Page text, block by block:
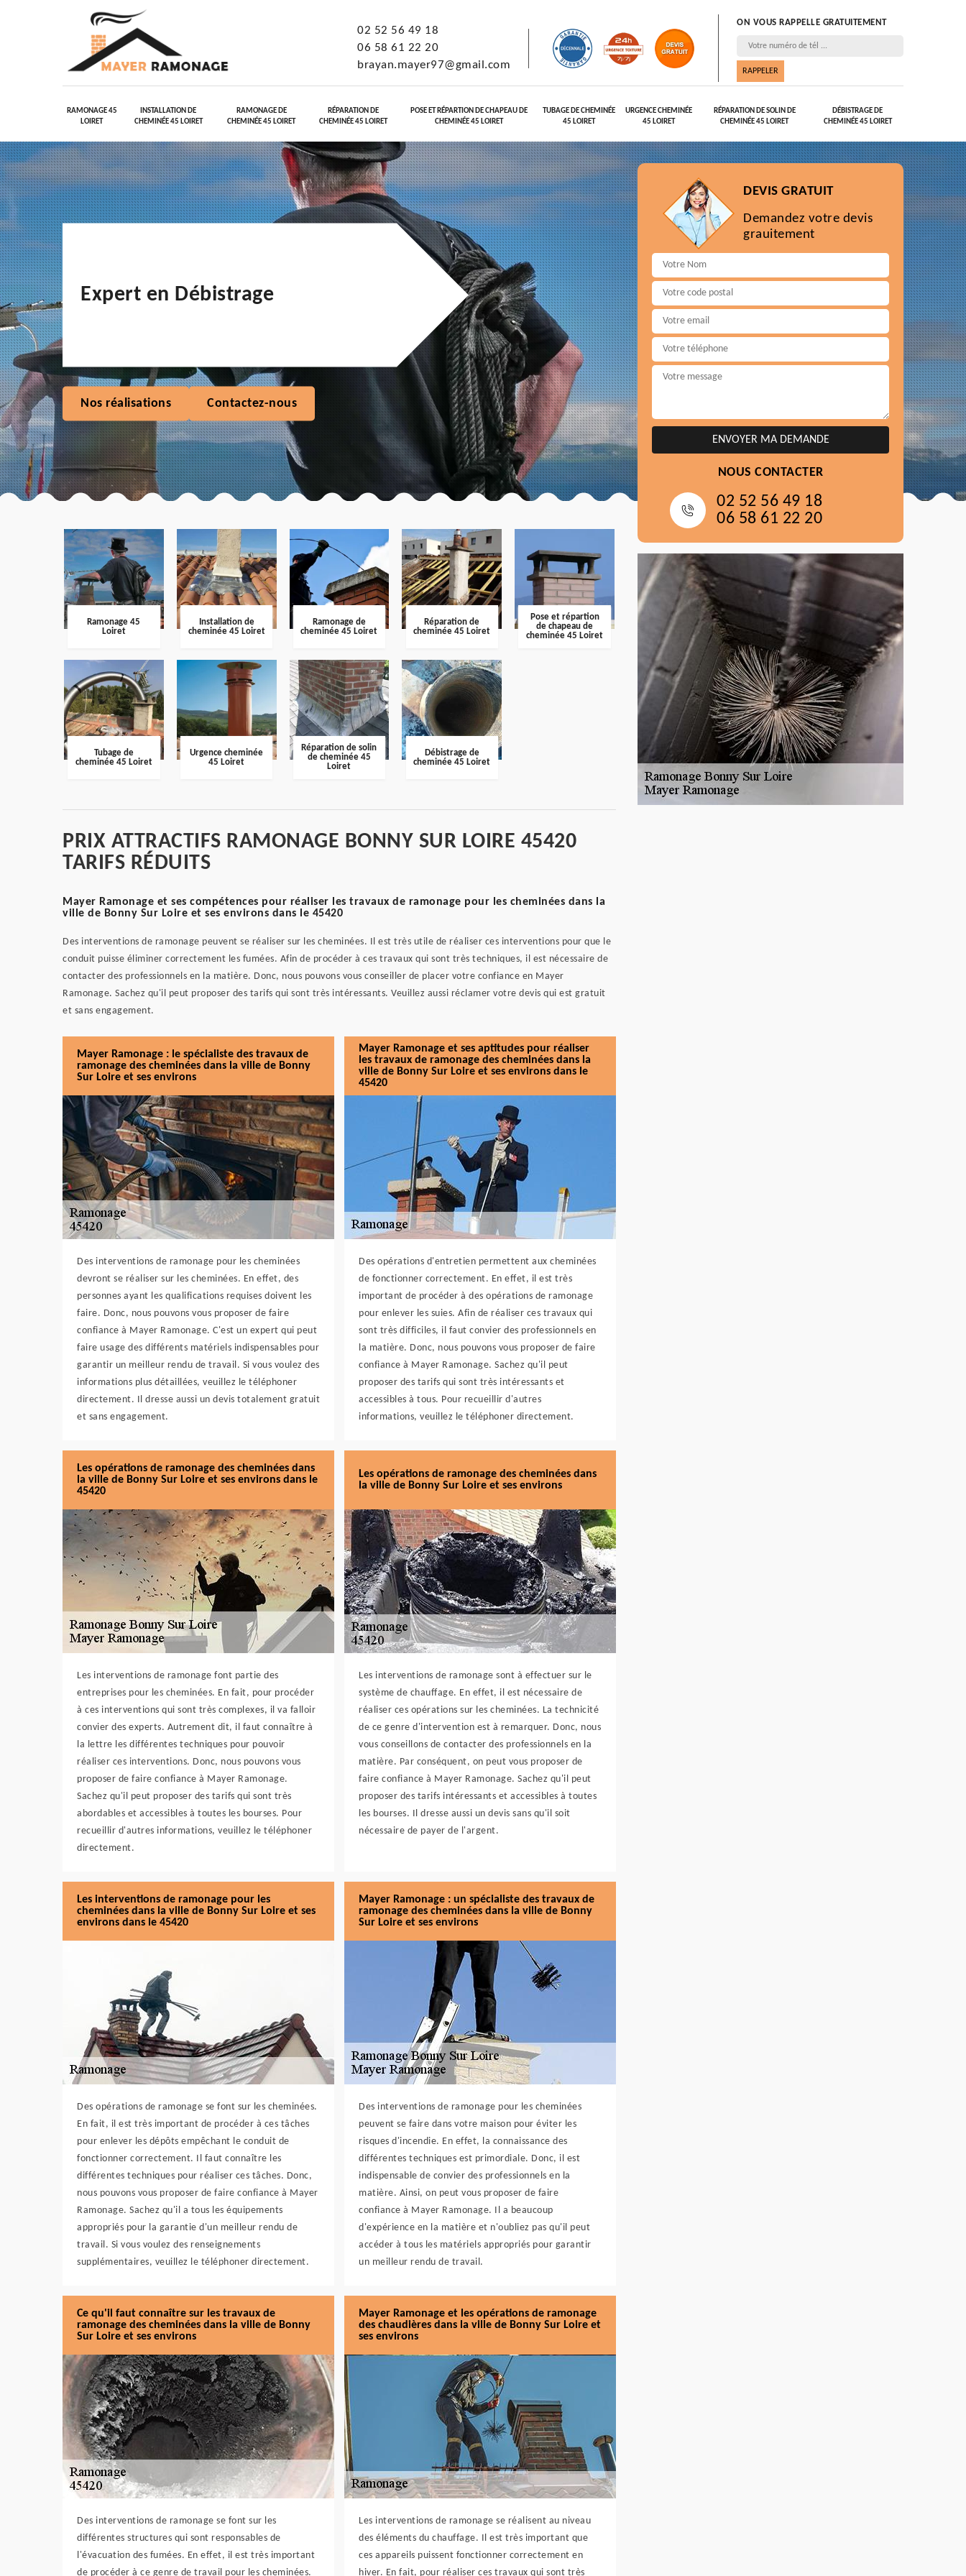
02 52 56 49 18
06 58 61 22 20
brayan.mayer97@gmail.com
ON VOUS RAPPELLE GRATUITEMENT
RAMONAGE 45
LOIRET
INSTALLATION DE
CHEMINÉE 45 LOIRET
RAMONAGE DE
CHEMINÉE 45 LOIRET
RÉPARATION DE
CHEMINÉE 45 LOIRET
POSE ET RÉPARTION DE CHAPEAU DE
CHEMINÉE 45 LOIRET
TUBAGE DE CHEMINÉE
45 LOIRET
URGENCE CHEMINÉE
45 LOIRET
RÉPARATION DE SOLIN DE
CHEMINÉE 45 LOIRET
DÉBISTRAGE DE
CHEMINÉE 45 LOIRET
Expert en Débistrage
Nos réalisations Contactez-nous
Ramonage 45
Loiret
Installation de
cheminée 45 Loiret
Ramonage de
cheminée 45 Loiret
Réparation de
cheminée 45 Loiret
Pose et répartion
de chapeau de
cheminée 45 Loiret
Tubage de
cheminée 45 Loiret
Urgence cheminée
45 Loiret
Réparation de solin
de cheminée 45
Loiret
Débistrage de
cheminée 45 Loiret
PRIX ATTRACTIFS RAMONAGE BONNY SUR LOIRE 45420
TARIFS RÉDUITS
Mayer Ramonage et ses compétences pour réaliser les travaux de ramonage pour les cheminées dans la
ville de Bonny Sur Loire et ses environs dans le 45420
Des interventions de ramonage peuvent se réaliser sur les cheminées. Il est très utile de réaliser ces interventions pour que le
conduit puisse éliminer correctement les fumées. Afin de procéder à ces travaux qui sont très techniques, il est nécessaire de
contacter des professionnels en la matière. Donc, nous pouvons vous conseiller de placer votre confiance en Mayer
Ramonage. Sachez qu'il peut proposer des tarifs qui sont très intéressants. Veuillez aussi réclamer votre devis qui est gratuit
et sans engagement.
Mayer Ramonage : le spécialiste des travaux de
ramonage des cheminées dans la ville de Bonny
Sur Loire et ses environs
Des interventions de ramonage pour les cheminées
devront se réaliser sur les cheminées. En effet, des
personnes ayant les qualifications requises doivent les
faire. Donc, nous pouvons vous proposer de faire
confiance à Mayer Ramonage. C'est un expert qui peut
faire usage des différents matériels indispensables pour
garantir un meilleur rendu de travail. Si vous voulez des
informations plus détaillées, veuillez le téléphoner
directement. Il dresse aussi un devis totalement gratuit
et sans engagement.
Mayer Ramonage et ses aptitudes pour réaliser
les travaux de ramonage des cheminées dans la
ville de Bonny Sur Loire et ses environs dans le
45420
Des opérations d'entretien permettent aux cheminées
de fonctionner correctement. En effet, il est très
important de procéder à des opérations de ramonage
pour enlever les suies. Afin de réaliser ces travaux qui
sont très difficiles, il faut convier des professionnels en
la matière. Donc, nous pouvons vous proposer de faire
confiance à Mayer Ramonage. Sachez qu'il peut
proposer des tarifs qui sont très intéressants et
accessibles à tous. Pour recueillir d'autres
informations, veuillez le téléphoner directement.
Les opérations de ramonage des cheminées dans
la ville de Bonny Sur Loire et ses environs dans le
45420
Les interventions de ramonage font partie des
entreprises pour les cheminées. En fait, pour procéder
à ces interventions qui sont très complexes, il va falloir
convier des experts. Autrement dit, il faut connaître à
la lettre les différentes techniques pour pouvoir
réaliser ces interventions. Donc, nous pouvons vous
proposer de faire confiance à Mayer Ramonage.
Sachez qu'il peut proposer des tarifs qui sont très
abordables et accessibles à toutes les bourses. Pour
recueillir d'autres informations, veuillez le téléphoner
directement.
Les opérations de ramonage des cheminées dans
la ville de Bonny Sur Loire et ses environs
Les interventions de ramonage sont à effectuer sur le
système de chauffage. En effet, il est nécessaire de
réaliser ces opérations sur les cheminées. La technicité
de ce genre d'intervention est à remarquer. Donc, nous
vous conseillons de contacter des professionnels en la
matière. Par conséquent, on peut vous proposer de
faire confiance à Mayer Ramonage. Sachez qu'il peut
proposer des tarifs intéressants et accessibles à toutes
les bourses. Il dresse aussi un devis sans qu'il soit
nécessaire de payer de l'argent.
Les interventions de ramonage pour les
cheminées dans la ville de Bonny Sur Loire et ses
environs dans le 45420
Des opérations de ramonage se font sur les cheminées.
En fait, il est très important de procéder à ces tâches
pour enlever les dépôts empêchant le conduit de
fonctionner correctement. Il faut connaître les
différentes techniques pour réaliser ces tâches. Donc,
nous pouvons vous proposer de faire confiance à Mayer
Ramonage. Sachez qu'il a tous les équipements
appropriés pour la garantie d'un meilleur rendu de
travail. Si vous voulez des renseignements
supplémentaires, veuillez le téléphoner directement.
Mayer Ramonage : un spécialiste des travaux de
ramonage des cheminées dans la ville de Bonny
Sur Loire et ses environs
Des interventions de ramonage pour les cheminées
peuvent se faire dans votre maison pour éviter les
risques d'incendie. En effet, la connaissance des
différentes techniques est primordiale. Donc, il est
indispensable de convier des professionnels en la
matière. Ainsi, on peut vous proposer de faire
confiance à Mayer Ramonage. Il a beaucoup
d'expérience en la matière et n'oubliez pas qu'il peut
accéder à tous les matériels appropriés pour garantir
un meilleur rendu de travail.
Ce qu'il faut connaître sur les travaux de
ramonage des cheminées dans la ville de Bonny
Sur Loire et ses environs
Des interventions de ramonage se font sur les
différentes structures qui sont responsables de
l'évacuation des fumées. En effet, il est très important
de procéder à ce genre de travail pour les cheminées.
Mayer Ramonage et les opérations de ramonage
des chaudières dans la ville de Bonny Sur Loire et
ses environs
Les interventions de ramonage se réalisent au niveau
des éléments du chauffage. Il est très important que
ces appareils puissent fonctionner correctement en
hiver. En fait, pour réaliser ces travaux qui sont très
DEVIS GRATUIT
Demandez votre devis
grauitement
NOUS CONTACTER
02 52 56 49 18
06 58 61 22 20